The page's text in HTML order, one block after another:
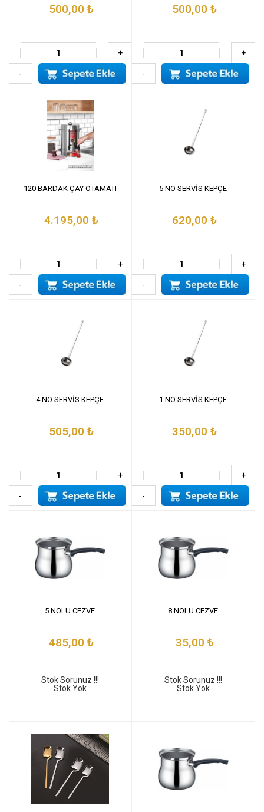
500,00 ₺
+
-
500,00 ₺
+
-
120 BARDAK ÇAY OTAMATI
4.195,00 ₺
+
-
5 NO SERVİS KEPÇE
620,00 ₺
+
-
4 NO SERVİS KEPÇE
505,00 ₺
+
-
1 NO SERVİS KEPÇE
350,00 ₺
+
-
5 NOLU CEZVE
485,00 ₺
Stok Sorunuz !!!
Stok Yok
8 NOLU CEZVE
35,00 ₺
Stok Sorunuz !!!
Stok Yok